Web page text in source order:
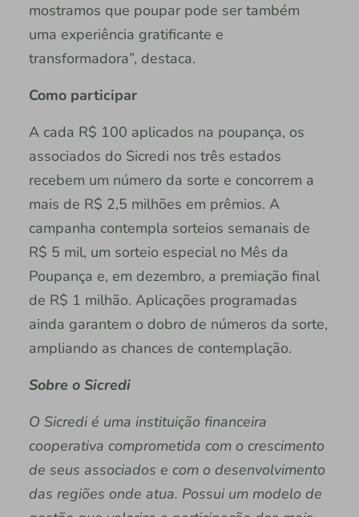
mostramos que poupar pode ser também
uma experiência gratificante e
transformadora”, destaca.
Como participar
A cada R$ 100 aplicados na poupança, os
associados do Sicredi nos três estados
recebem um número da sorte e concorrem a
mais de R$ 2,5 milhões em prêmios. A
campanha contempla sorteios semanais de
R$ 5 mil, um sorteio especial no Mês da
Poupança e, em dezembro, a premiação final
de R$ 1 milhão. Aplicações programadas
ainda garantem o dobro de números da sorte,
ampliando as chances de contemplação.
Sobre o Sicredi
O Sicredi é uma instituição financeira
cooperativa comprometida com o crescimento
de seus associados e com o desenvolvimento
das regiões onde atua. Possui um modelo de